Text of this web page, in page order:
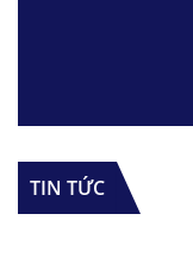
TIN TỨC